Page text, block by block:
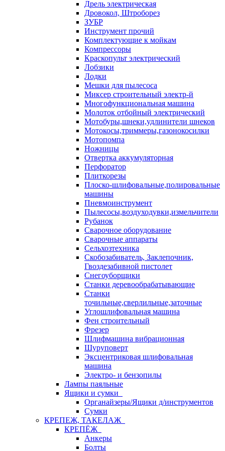
Дрель электрическая
Дровокол, Штроборез
ЗУБР
Инструмент прочий
Комплектующие к мойкам
Компрессоры
Краскопульт электрический
Лобзики
Лодки
Мешки для пылесоса
Миксер строительный электр-й
Многофункциональная машина
Молоток отбойный электрический
Мотобуры,шнеки,удлинители шнеков
Мотокосы,триммеры,газонокосилки
Мотопомпа
Ножницы
Отвертка аккумуляторная
Перфоратор
Плиткорезы
Плоско-шлифовальные,полировальные
машины
Пневмоинструмент
Пылесосы,воздуходувки,измельчители
Рубанок
Сварочное оборудование
Сварочные аппараты
Сельхозтехника
Скобозабиватель, Заклепочник,
Гвоздезабивной пистолет
Снегоуборщики
Станки деревообрабатывающие
Станки
точильные,сверлильные,заточные
Углошлифовальная машина
Фен строительный
Фрезер
Шлифмашина вибрационная
Шуруповерт
Эксцентриковая шлифовальная
машина
Электро- и бензопилы
Лампы паяльные
Ящики и сумки
Органайзеры/Ящики д/инструментов
Сумки
КРЕПЕЖ, ТАКЕЛАЖ
КРЕПЁЖ
Анкеры
Болты